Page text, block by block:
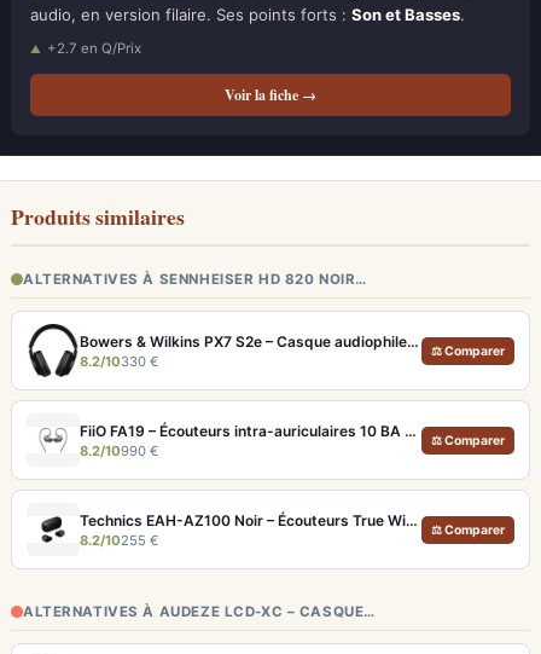
audio, en version filaire. Ses points forts : Son et Basses.
+2.7 en Q/Prix
Voir la fiche →
Produits similaires
ALTERNATIVES À SENNHEISER HD 820 NOIR…
Bowers & Wilkins PX7 S2e – Casque audiophile sans fil ANC 30h
8.2/10330 €
⚖ Comparer
FiiO FA19 – Écouteurs intra-auriculaires 10 BA Knowles avec technologie S.Turbo
8.2/10990 €
⚖ Comparer
Technics EAH-AZ100 Noir – Écouteurs True Wireless audiophiles avec drivers MFD et autonomie 29h
8.2/10255 €
⚖ Comparer
ALTERNATIVES À AUDEZE LCD-XC – CASQUE…